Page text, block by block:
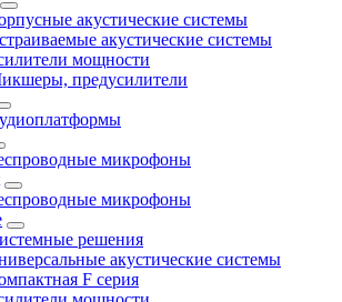
акустические системы
акустические системы
мощности
предусилители
микрофоны
микрофоны
решения
акустические системы
F серия